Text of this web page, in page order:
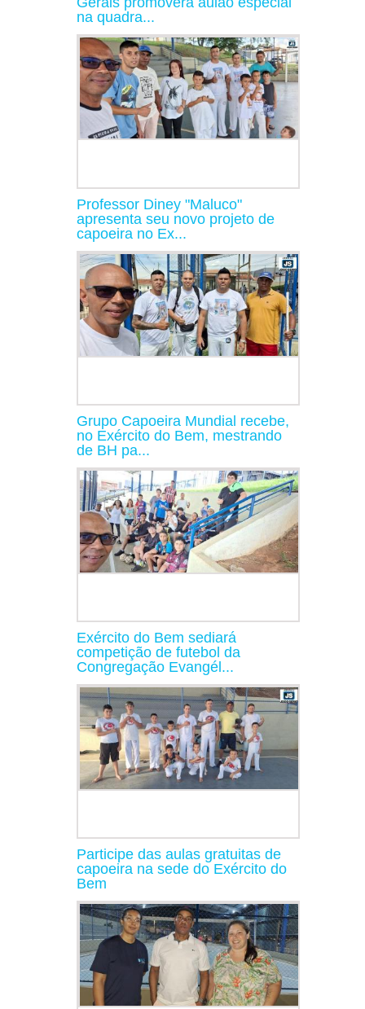
na quadra...
Professor Diney "Maluco"
apresenta seu novo projeto de
capoeira no Ex...
Grupo Capoeira Mundial recebe,
no Exército do Bem, mestrando
de BH pa...
Exército do Bem sediará
competição de futebol da
Congregação Evangél...
Participe das aulas gratuitas de
capoeira na sede do Exército do
Bem